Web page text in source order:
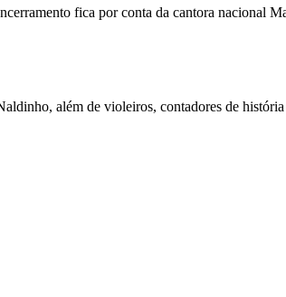
fica por conta da cantora nacional
além de violeiros, contadores de história